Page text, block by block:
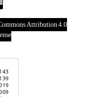
Attribution 4.0